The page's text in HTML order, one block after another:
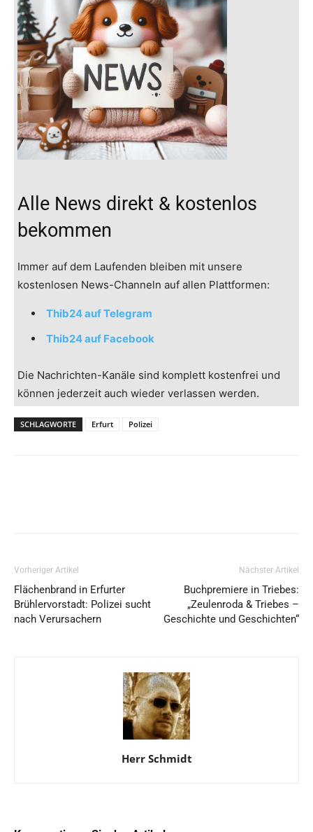
Alle News direkt & kostenlos
bekommen
Immer auf dem Laufenden bleiben mit unsere
kostenlosen News-Channeln auf allen Plattformen:
Thib24 auf Telegram
Thib24 auf Facebook
Die Nachrichten-Kanäle sind komplett kostenfrei und
können jederzeit auch wieder verlassen werden.
SCHLAGWORTE Erfurt Polizei
Vorheriger Artikel
Flächenbrand in Erfurter
Brühlervorstadt: Polizei sucht
nach Verursachern
Nächster Artikel
Buchpremiere in Triebes:
„Zeulenroda & Triebes –
Geschichte und Geschichten“
Herr Schmidt